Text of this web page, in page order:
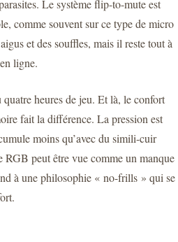
Le système flip-to-mute est
comme souvent sur ce type de micro
et des souffles, mais il reste tout à
ligne.
heures de jeu. Et là, le confort
fait la différence. La pression est
moins qu’avec du simili-cuir
RGB peut être vue comme un manque
à une philosophie « no-frills » qui se